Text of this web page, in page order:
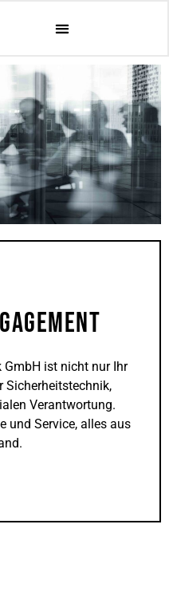
ist nicht nur Ihr
Sicherheitstechnik,
Verantwortung.
und Service, alles aus